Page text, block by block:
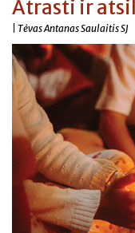
Atrasti ir
| Tėvas Antanas Saulaitis SJ